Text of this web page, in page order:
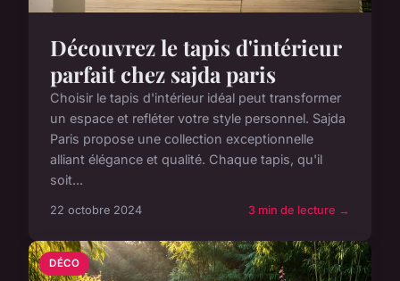
Découvrez le tapis d'intérieur
parfait chez sajda paris
Choisir le tapis d'intérieur idéal peut transformer
un espace et refléter votre style personnel. Sajda
Paris propose une collection exceptionnelle
alliant élégance et qualité. Chaque tapis, qu'il
soit...
22 octobre 2024 3 min de lecture →
DÉCO